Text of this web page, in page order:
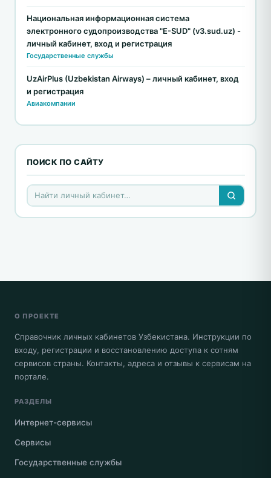
Национальная информационная система
электронного судопроизводства "E-SUD" (v3.sud.uz) -
личный кабинет, вход и регистрация
Государственные службы
UzAirPlus (Uzbekistan Airways) – личный кабинет, вход
и регистрация
Авиакомпании
ПОИСК ПО САЙТУ
О ПРОЕКТЕ
Справочник личных кабинетов Узбекистана. Инструкции по
входу, регистрации и восстановлению доступа к сотням
сервисов страны. Контакты, адреса и отзывы к сервисам на
портале.
РАЗДЕЛЫ
Интернет-сервисы
Сервисы
Государственные службы